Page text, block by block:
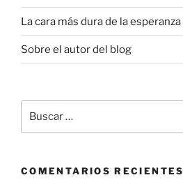
La cara más dura de la esperanza
Sobre el autor del blog
por:
COMENTARIOS RECIENTES